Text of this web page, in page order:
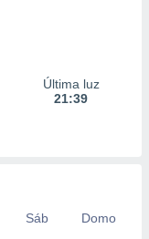
Última luz
21:39
Sáb
Domo